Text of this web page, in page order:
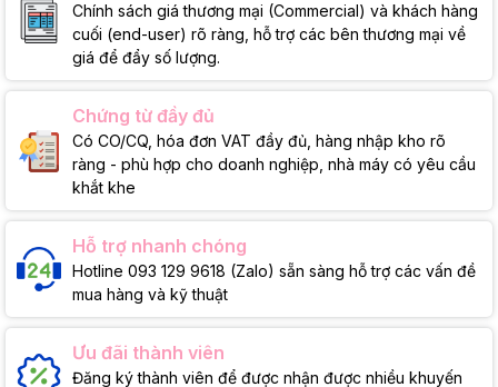
Chính sách giá thương mại (Commercial) và khách hàng
cuối (end-user) rõ ràng, hỗ trợ các bên thương mại về
giá để đẩy số lượng.
Chứng từ đầy đủ
Có CO/CQ, hóa đơn VAT đầy đủ, hàng nhập kho rõ
ràng - phù hợp cho doanh nghiệp, nhà máy có yêu cầu
khắt khe
Hỗ trợ nhanh chóng
Hotline 093 129 9618 (Zalo) sẵn sàng hỗ trợ các vấn đề
mua hàng và kỹ thuật
Ưu đãi thành viên
Đăng ký thành viên để được nhận được nhiều khuyến